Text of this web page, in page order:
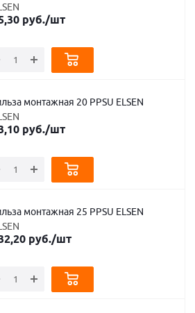
руб./шт
монтажная 20 PPSU ELSEN
руб./шт
монтажная 25 PPSU ELSEN
руб./шт